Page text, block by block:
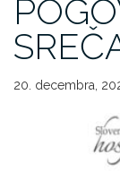
20. decembra,